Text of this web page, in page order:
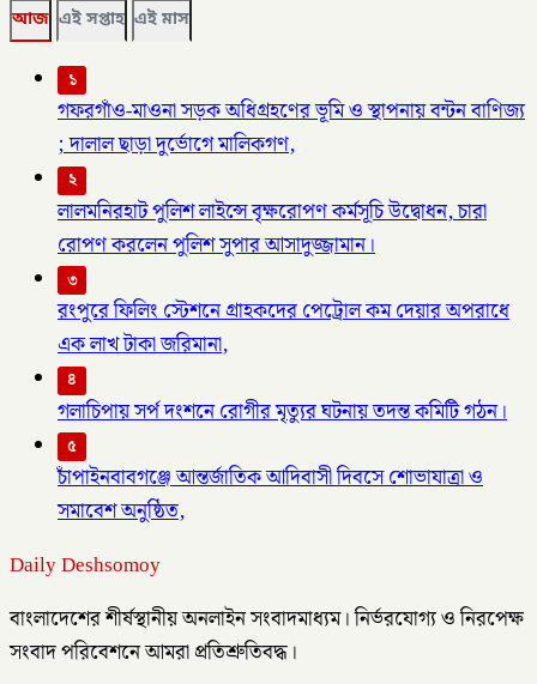
আজ এই সপ্তাহ এই মাস
১
গফরগাঁও-মাওনা সড়ক অধিগ্রহণের ভূমি ও স্থাপনায় বন্টন বাণিজ্য
; দালাল ছাড়া দুর্ভোগে মালিকগণ,
২
লালমনিরহাট পুলিশ লাইন্সে বৃক্ষরোপণ কর্মসূচি উদ্বোধন, চারা
রোপণ করলেন পুলিশ সুপার আসাদুজ্জামান।
৩
রংপুরে ফিলিং স্টেশনে গ্রাহকদের পেট্রোল কম দেয়ার অপরাধে
এক লাখ টাকা জরিমানা,
৪
গলাচিপায় সর্প দংশনে রোগীর মৃত্যুর ঘটনায় তদন্ত কমিটি গঠন।
৫
চাঁপাইনবাবগঞ্জে আন্তর্জাতিক আদিবাসী দিবসে শোভাযাত্রা ও
সমাবেশ অনুষ্ঠিত,
Daily Deshsomoy
বাংলাদেশের শীর্ষস্থানীয় অনলাইন সংবাদমাধ্যম। নির্ভরযোগ্য ও নিরপেক্ষ
সংবাদ পরিবেশনে আমরা প্রতিশ্রুতিবদ্ধ।